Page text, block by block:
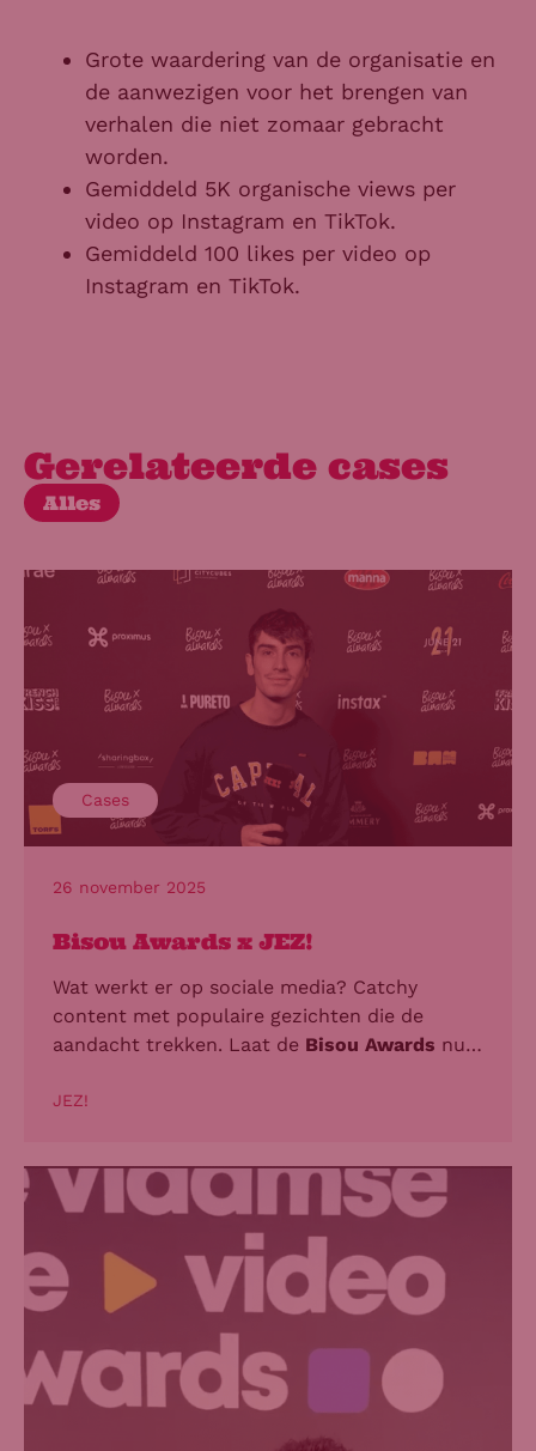
Grote waardering van de organisatie en
de aanwezigen voor het brengen van
verhalen die niet zomaar gebracht
worden.
Gemiddeld 5K organische views per
video op Instagram en TikTok.
Gemiddeld 100 likes per video op
Instagram en TikTok.
Gerelateerde cases
Alles
Cases
Bisou Awards x JEZ!
Wat werkt er op sociale media? Catchy
content met populaire gezichten die de
aandacht trekken. Laat de Bisou Awards nu
Belgische influencerlandschap in de
26 november 2025
JEZ!